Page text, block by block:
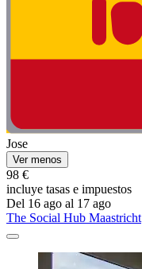
Jose
Ver menos
98 €
incluye tasas e impuestos
Del 16 ago al 17 ago
The Social Hub Maastricht